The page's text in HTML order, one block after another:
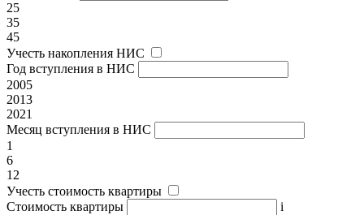
25
35
45
Учесть накопления НИС
Год вступления в НИС
2005
2013
2021
Месяц вступления в НИС
1
6
12
Учесть стоимость квартиры
Стоимость квартиры
i